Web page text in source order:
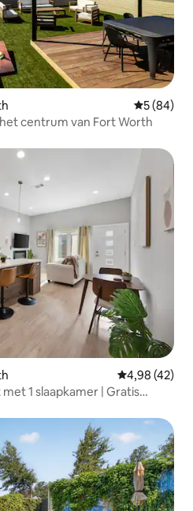
5 (84)
centrum van Fort Worth
Gemiddelde
4,98 (42)
1 slaapkamer | Gratis